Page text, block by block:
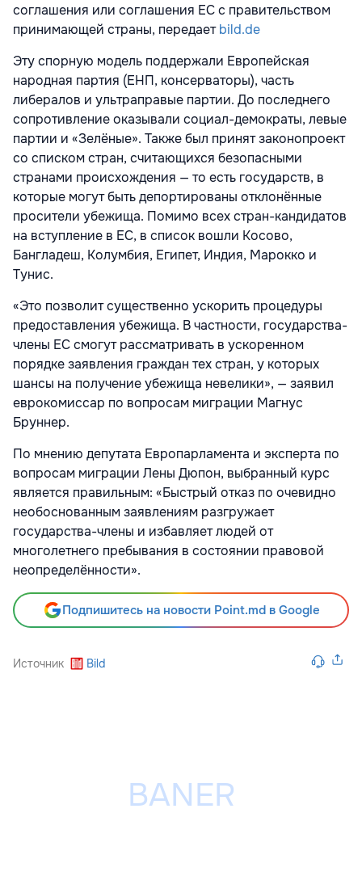
соглашения или соглашения ЕС с правительством
принимающей страны, передаетbild.de
Эту спорную модель поддержали Европейская
народная партия (ЕНП, консерваторы), часть
либералов и ультраправые партии. До последнего
сопротивление оказывали социал-демократы, левые
партии и «Зелёные». Также был принят законопроект
со списком стран, считающихся безопасными
странами происхождения — то есть государств, в
которые могут быть депортированы отклонённые
просители убежища. Помимо всех стран-кандидатов
на вступление в ЕС, в список вошли Косово,
Бангладеш, Колумбия, Египет, Индия, Марокко и
Тунис.
«Это позволит существенно ускорить процедуры
предоставления убежища. В частности, государства-
члены ЕС смогут рассматривать в ускоренном
порядке заявления граждан тех стран, у которых
шансы на получение убежища невелики», — заявил
еврокомиссар по вопросам миграции Магнус
Бруннер.
По мнению депутата Европарламента и эксперта по
вопросам миграции Лены Дюпон, выбранный курс
является правильным: «Быстрый отказ по очевидно
необоснованным заявлениям разгружает
государства-члены и избавляет людей от
многолетнего пребывания в состоянии правовой
неопределённости».
Подпишитесь на новости Point.md в Google
Источник Bild